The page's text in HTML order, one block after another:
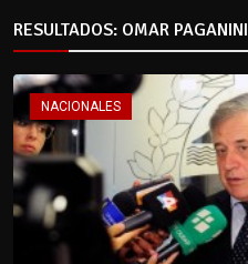
RESULTADOS: OMAR PAGANINI
NACIONALES